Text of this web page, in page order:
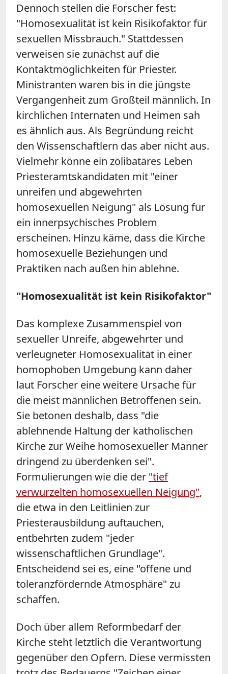
Dennoch stellen die Forscher fest:
"Homosexualität ist kein Risikofaktor für
sexuellen Missbrauch." Stattdessen
verweisen sie zunächst auf die
Kontaktmöglichkeiten für Priester.
Ministranten waren bis in die jüngste
Vergangenheit zum Großteil männlich. In
kirchlichen Internaten und Heimen sah
es ähnlich aus. Als Begründung reicht
den Wissenschaftlern das aber nicht aus.
Vielmehr könne ein zölibatäres Leben
Priesteramtskandidaten mit "einer
unreifen und abgewehrten
homosexuellen Neigung" als Lösung für
ein innerpsychisches Problem
erscheinen. Hinzu käme, dass die Kirche
homosexuelle Beziehungen und
Praktiken nach außen hin ablehne.
"Homosexualität ist kein Risikofaktor"
Das komplexe Zusammenspiel von
sexueller Unreife, abgewehrter und
verleugneter Homosexualität in einer
homophoben Umgebung kann daher
laut Forscher eine weitere Ursache für
die meist männlichen Betroffenen sein.
Sie betonen deshalb, dass "die
ablehnende Haltung der katholischen
Kirche zur Weihe homosexueller Männer
dringend zu überdenken sei".
Formulierungen wie die der "tief
verwurzelten homosexuellen Neigung",
die etwa in den Leitlinien zur
Priesterausbildung auftauchen,
entbehrten zudem "jeder
wissenschaftlichen Grundlage".
Entscheidend sei es, eine "offene und
toleranzfördernde Atmosphäre" zu
schaffen.
Doch über allem Reformbedarf der
Kirche steht letztlich die Verantwortung
gegenüber den Opfern. Diese vermissten